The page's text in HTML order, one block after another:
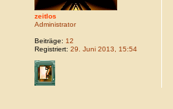
zeitlos
Administrator
Beiträge: 12
Registriert: 29. Juni 2013, 15:54